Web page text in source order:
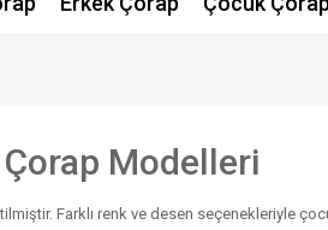
Modelleri
Farklı renk ve desen seçenekleriyle